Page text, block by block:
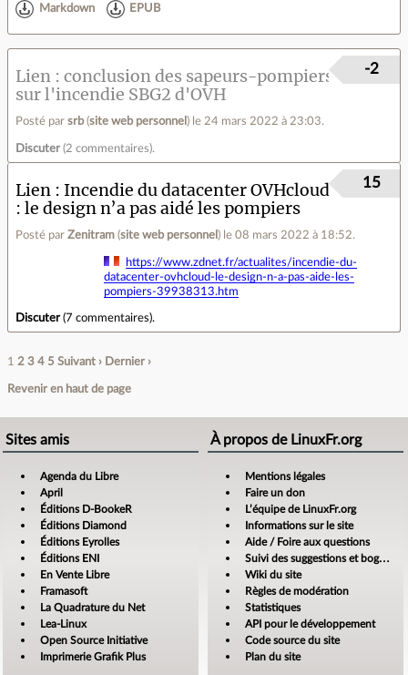
Markdown EPUB
Lien
conclusion des sapeurs-pompiers
sur l'incendie SBG2 d'OVH
Posté par srb(site web personnel ) le 24 mars 2022 à 23:03.
-2
Discuter (2 commentaires).
Lien
Incendie du datacenter OVHcloud
: le design n’a pas aidé les pompiers
Posté par Zenitram (site web personnel ) le 08 mars 2022 à 18:52.
15
https://www.zdnet.fr/actualites/incendie-du-
datacenter-ovhcloud-le-design-n-a-pas-aide-les-
pompiers-39938313.htm
Discuter(7 commentaires).
1 2 3 4 5 Suivant › Dernier ›
Revenir en haut de page
Sites amis
Agenda du Libre
April
Éditions D-BookeR
Éditions Diamond
Éditions Eyrolles
Éditions ENI
En Vente Libre
Framasoft
La Quadrature du Net
Lea-Linux
Open Source Initiative
Imprimerie Grafik Plus
À propos de LinuxFr.org
Mentions légales
Faire un don
L’équipe de LinuxFr.org
Informations sur le site
Aide / Foire aux questions
Suivi des suggestions et bogues
Wiki du site
Règles de modération
Statistiques
API pour le développement
Code source du site
Plan du site